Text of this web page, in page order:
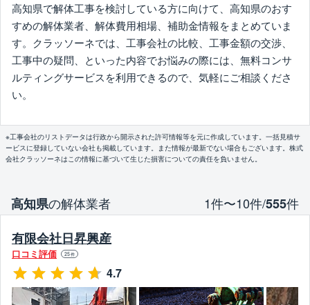
高知県で解体工事を検討している方に向けて、高知県のおす
すめの解体業者、解体費用相場、補助金情報をまとめていま
す。クラッソーネでは、工事会社の比較、工事金額の交渉、
工事中の疑問、といった内容でお悩みの際には、無料コンサ
ルティングサービスを利用できるので、気軽にご相談くださ
い。
※工事会社のリストデータは行政から開示された許可情報等を元に作成しています。一括見積サ
ービスに登録していない会社も掲載しています。また情報が最新でない場合もございます。株式
会社クラッソーネはこの情報に基づいて生じた損害についての責任を負いません。
高知県の解体業者 1件〜10件/555件
有限会社日昇興産
口コミ評価 25件
4.7